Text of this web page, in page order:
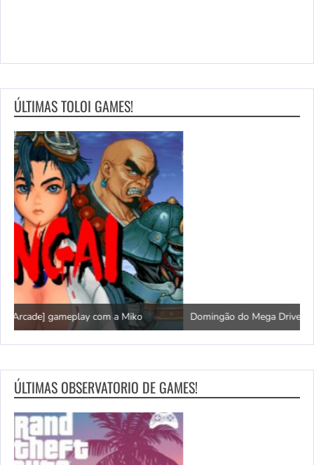
ÚLTIMAS TOLOI GAMES!
Domingão do Mega Drive
ÚLTIMAS OBSERVATORIO DE GAMES!